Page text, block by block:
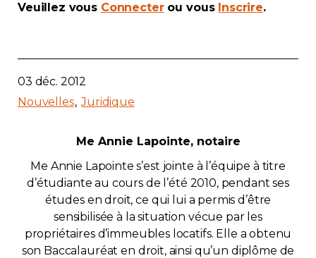
Veuillez vous Connecterou vous Inscrire.
03 déc. 2012
Nouvelles Juridique
Me Annie Lapointe, notaire
Me Annie Lapointe s’est jointe à l’équipe à titre
d’étudiante au cours de l’été 2010, pendant ses
études en droit, ce qui lui a permis d’être
sensibilisée à la situation vécue par les
propriétaires d’immeubles locatifs. Elle a obtenu
son Baccalauréat en droit, ainsi qu’un diplôme de